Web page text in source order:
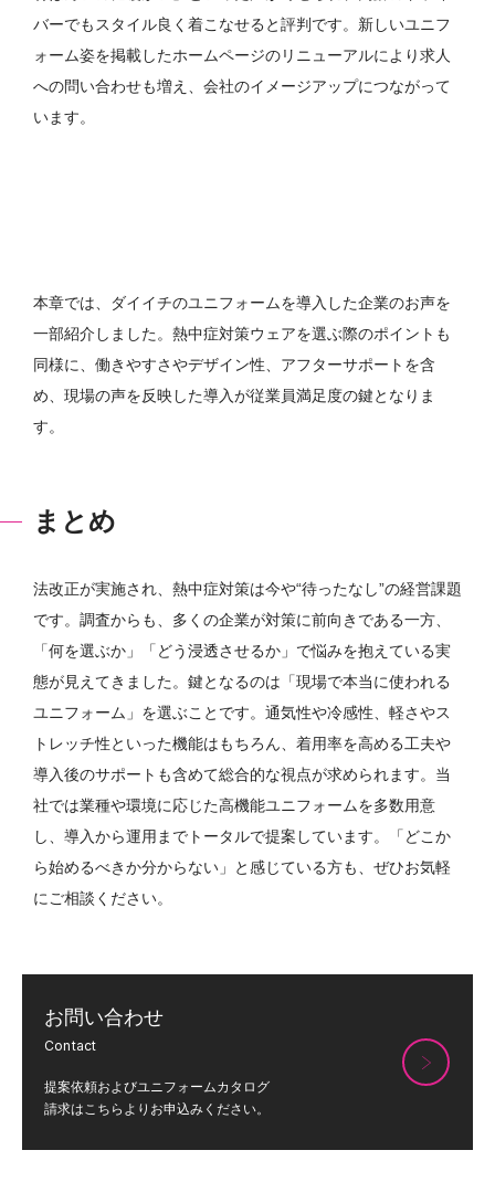
バーでもスタイル良く着こなせると評判です。新しいユニフ
ォーム姿を掲載したホームページのリニューアルにより求人
への問い合わせも増え、会社のイメージアップにつながって
います。
本章では、ダイイチのユニフォームを導入した企業のお声を
一部紹介しました。熱中症対策ウェアを選ぶ際のポイントも
同様に、働きやすさやデザイン性、アフターサポートを含
め、現場の声を反映した導入が従業員満足度の鍵となりま
す。
まとめ
法改正が実施され、熱中症対策は今や“待ったなし”の経営課題
です。調査からも、多くの企業が対策に前向きである一方、
「何を選ぶか」「どう浸透させるか」で悩みを抱えている実
態が見えてきました。鍵となるのは「現場で本当に使われる
ユニフォーム」を選ぶことです。通気性や冷感性、軽さやス
トレッチ性といった機能はもちろん、着用率を高める工夫や
導入後のサポートも含めて総合的な視点が求められます。当
社では業種や環境に応じた高機能ユニフォームを多数用意
し、導入から運用までトータルで提案しています。「どこか
ら始めるべきか分からない」と感じている方も、ぜひお気軽
にご相談ください。
お問い合わせ
Contact
提案依頼およびユニフォームカタログ
請求はこちらよりお申込みください。